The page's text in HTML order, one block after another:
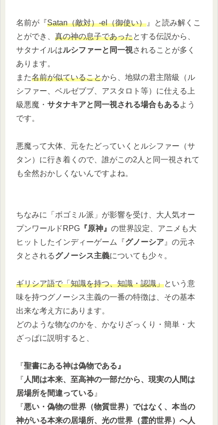
名前が『Satan（敵対）-el（御使い） 』と読み解くこ
とができ、 真の神の息子であったとする伝説から、
サタナイルはルシファーと同一視されることが多く
あります。
また名前が似ていることから、地獄の君主階級（ル
シファー、ベルゼブブ、アスタロト等）に仕える上
級悪魔・ サタナキアと同一視される場合もあるよう
です。
悪魔って大体、元をたどっていくとルシファー（サ
タン）に行き着くので、誰がこの2人と同一視されて
も全然おかしくないんですよね。
ちなみに「ボゴミル派」が影響を受け、大人気オー
プンワールドRPG 『原神』 の世界設定、アニメも大
ヒットしたインディーゲーム『グノーシア 』の元ネ
タとされるグノーシス主義についても少々。
ギリシア語で「知識を持つ、知識・認識」という意
味を持つグノーシス主義の一番の特徴は、その基本
出来な考え方にあります。
どのような物なのかを、かなりざっくり・簡単・大
ざっぱに説明すると、
『聖書にある神は偽物である』
『 人間は本来、至高神の一部だから、現実の人間は
居場所を間違っている 』
『悪い・偽物の世界（物質世界）ではなく、本当の
神がいる本来の居場所、光の世界（霊的世界）へ人